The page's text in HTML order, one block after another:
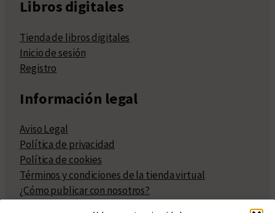
Libros digitales
Tienda de libros digitales
Inicio de sesión
Registro
Información legal
Aviso Legal
Política de privacidad
Política de cookies
Términos y condiciones de la tienda virtual
¿Cómo publicar con nosotros?